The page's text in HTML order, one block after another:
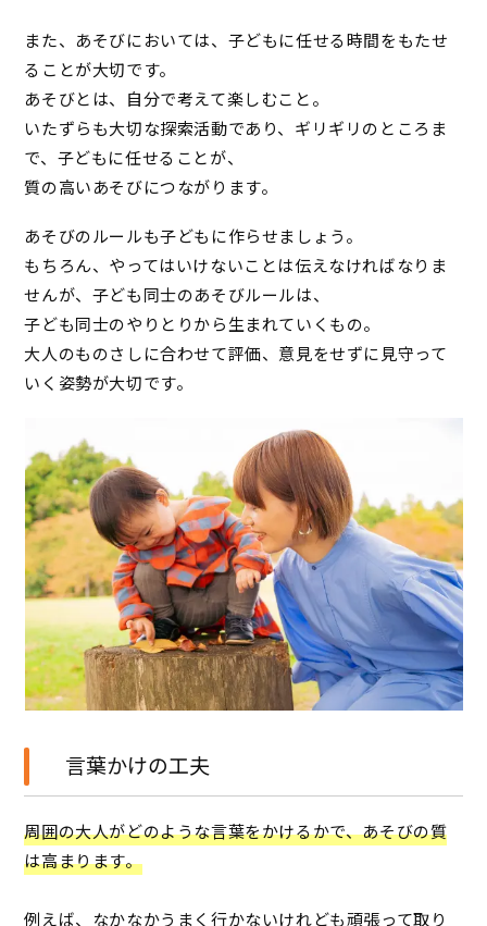
また、あそびにおいては、 子どもに任せる時間をもたせ
ることが大切です。
あそびとは、自分で考えて楽しむこと。
いたずらも大切な探索活動であり、ギリギリのところま
で、子どもに任せることが、
質の高いあそびにつながります。
あそびのルールも子どもに作らせましょう。
もちろん、やってはいけないことは伝えなければなりま
せんが、子ども同士のあそびルールは、
子ども同士のやりとりから生まれていくもの。
大人のものさしに合わせて評価、意見をせずに見守って
いく姿勢が大切です。
言葉かけの工夫
周囲の大人がどのような言葉をかけるかで、あそびの質
は高まります。
例えば、なかなかうまく行かないけれども頑張って取り